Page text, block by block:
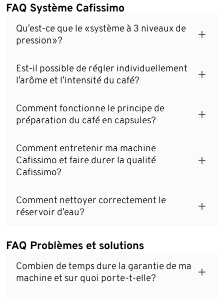
FAQ Système Cafissimo
Qu’est-ce que le «système à 3 niveaux de
pression»?
Est-il possible de régler individuellement
l’arôme et l’intensité du café?
Comment fonctionne le principe de
préparation du café en capsules?
Comment entretenir ma machine
Cafissimo et faire durer la qualité
Cafissimo?
Comment nettoyer correctement le
réservoir d’eau?
FAQ Problèmes et solutions
Combien de temps dure la garantie de ma
machine et sur quoi porte-t-elle?